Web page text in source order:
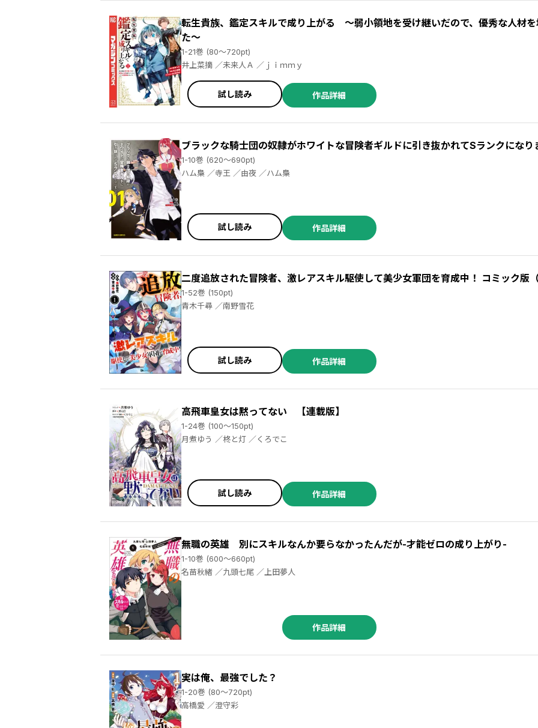
転生貴族、鑑定スキルで成り上がる ～弱小領地を受け継いだので、優秀な人材
た～
1-21巻 (80～720pt)
井上菜摘 ／未来人Ａ ／ｊｉｍｍｙ
試し読み 作品詳細
ブラックな騎士団の奴隷がホワイトな冒険者ギルドに引き抜かれてSランクになり
1-10巻 (620～690pt)
ハム梟 ／寺王 ／由夜 ／ハム梟
試し読み 作品詳細
二度追放された冒険者、激レアスキル駆使して美少女軍団を育成中！ コミック版
1-52巻 (150pt)
青木千尋 ／南野雪花
試し読み 作品詳細
高飛車皇女は黙ってない 【連載版】
1-24巻 (100～150pt)
月煮ゆう ／柊と灯 ／くろでこ
試し読み 作品詳細
無職の英雄 別にスキルなんか要らなかったんだが-才能ゼロの成り上がり-
1-10巻 (600～660pt)
名苗秋緒 ／九頭七尾 ／上田夢人
作品詳細
実は俺、最強でした？
1-20巻 (80～720pt)
高橋愛 ／澄守彩